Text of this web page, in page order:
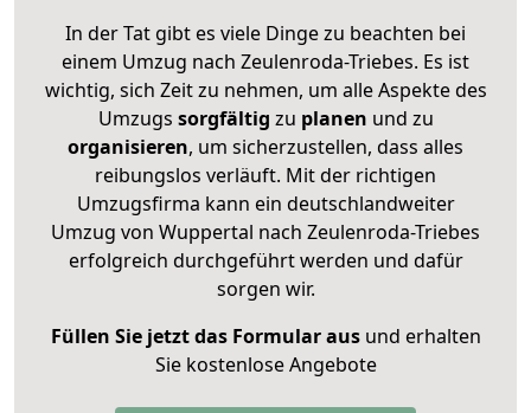
In der Tat gibt es viele Dinge zu beachten bei
einem Umzug nach Zeulenroda-Triebes. Es ist
wichtig, sich Zeit zu nehmen, um alle Aspekte des
Umzugs sorgfältig zu planen und zu
organisieren, um sicherzustellen, dass alles
reibungslos verläuft. Mit der richtigen
Umzugsfirma kann ein deutschlandweiter
Umzug von Wuppertal nach Zeulenroda-Triebes
erfolgreich durchgeführt werden und dafür
sorgen wir.
Füllen Sie jetzt das Formular ausund erhalten
Sie kostenlose Angebote